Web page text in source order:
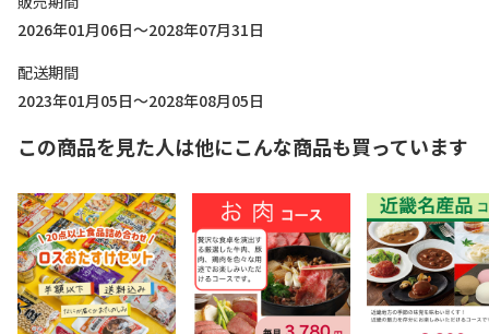
2026年01月06日～2028年07月31日
配送期間
2023年01月05日～2028年08月05日
この商品を見た人は他にこんな商品も買っています